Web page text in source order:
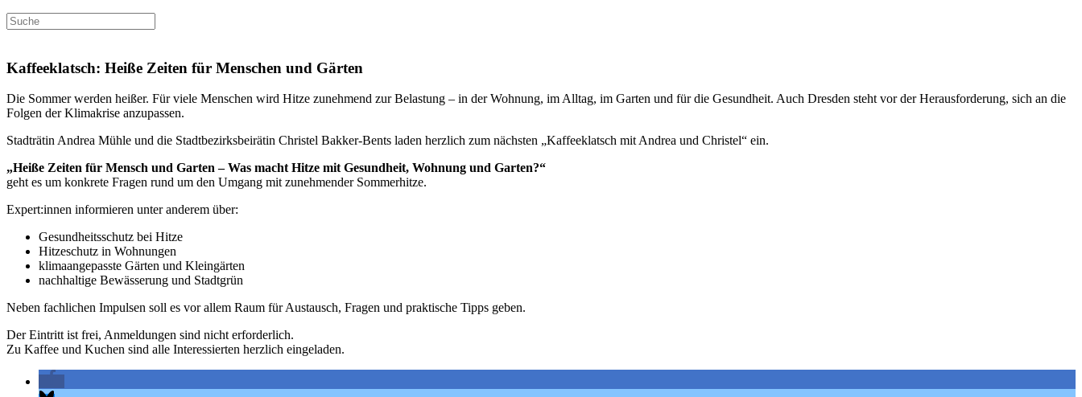
Kaffeeklatsch: Heiße Zeiten für Menschen und Gärten
Die Sommer werden heißer. Für viele Menschen wird Hitze zunehmend zur Belastung – in der Wohnung, im Alltag, im Garten und für die Gesundheit. Auch Dresden steht vor der Herausforderung, sich an die
Folgen der Klimakrise anzupassen.
StadträtinAndrea Mühle und die Stadtbezirksbeirätin Christel Bakker-Bents laden herzlich zum nächsten „Kaffeeklatsch mit Andrea und Christel“ ein.
„Heiße Zeiten für Mensch und Garten – Was macht Hitze mit Gesundheit, Wohnung und Garten?“
geht es um konkrete Fragen rund um den Umgang mit zunehmender Sommerhitze.
Expert:innen informieren unter anderem über:
Gesundheitsschutz bei Hitze
Hitzeschutz in Wohnungen
klimaangepasste Gärten und Kleingärten
nachhaltige Bewässerung und Stadtgrün
Neben fachlichen Impulsen soll es vor allem Raum für Austausch, Fragen und praktische Tipps geben.
Der Eintritt ist frei, Anmeldungen sind nicht erforderlich.
Zu Kaffee und Kuchen sind alle Interessierten herzlich eingeladen.